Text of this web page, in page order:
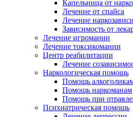
Капельница от
Лечение от спайса
Лечение
Зависимость от
Лечение игромании
Лечение токсикомании
Центр реабилитации
Лечение
Наркологическая помощь
Помощь
Помощь наркоманам
Помощь при
Психиатрическая помощь